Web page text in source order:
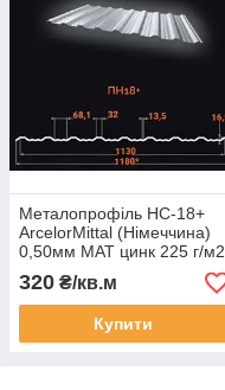
Металопрофіль НС-18+
ArcelorMittal (Німеччина)
0,50мм МАТ цинк 225 г/м2
320 ₴/кв.м
Купити